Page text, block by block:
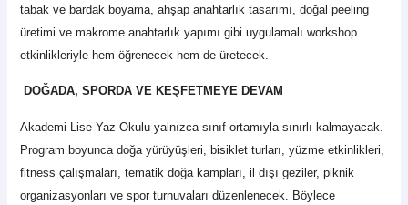
tabak ve bardak boyama, ahşap anahtarlık tasarımı, doğal peeling
üretimi ve makrome anahtarlık yapımı gibi uygulamalı workshop
etkinlikleriyle hem öğrenecek hem de üretecek.
DOĞADA, SPORDA VE KEŞFETMEYE DEVAM
Akademi Lise Yaz Okulu yalnızca sınıf ortamıyla sınırlı kalmayacak.
Program boyunca doğa yürüyüşleri, bisiklet turları, yüzme etkinlikleri,
fitness çalışmaları, tematik doğa kampları, il dışı geziler, piknik
organizasyonları ve spor turnuvaları düzenlenecek. Böylece